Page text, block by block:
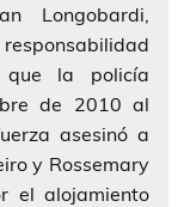
Longobardi,
la policía
de 2010 al
asesinó a
y Rossemary
el alojamiento